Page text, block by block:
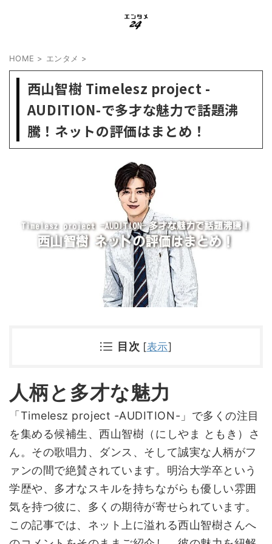
HOME > エンタメ >
西山智樹 Timelesz project -
AUDITION-で多才な魅力で話題沸
騰！ネットの評価はまとめ！
目次 [表示]
人柄と多才な魅力
「Timelesz project -AUDITION-」で多くの注目
を集める候補生、西山智樹（にしやま ともき）さ
ん。その歌唱力、ダンス、そして誠実な人柄がフ
ァンの間で絶賛されています。明治大学卒という
学歴や、多才なスキルを持ちながらも優しい雰囲
気を持つ彼に、多くの期待が寄せられています。
この記事では、ネット上に溢れる西山智樹さんへ